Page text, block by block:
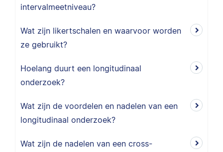
intervalmeetniveau?
Wat zijn likertschalen en waarvoor worden
ze gebruikt?
Hoelang duurt een longitudinaal
onderzoek?
Wat zijn de voordelen en nadelen van een
longitudinaal onderzoek?
Wat zijn de nadelen van een cross-